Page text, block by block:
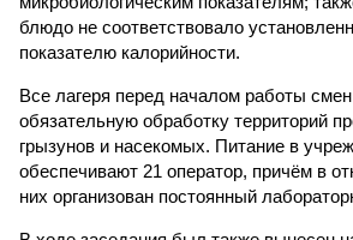
блюдо не соответствовало
показателю калорийности.
Все лагеря перед началом работы
обязательную обработку территорий
грызунов и насекомых. Питание в
обеспечивают 21 оператор, причём в
них организован постоянный